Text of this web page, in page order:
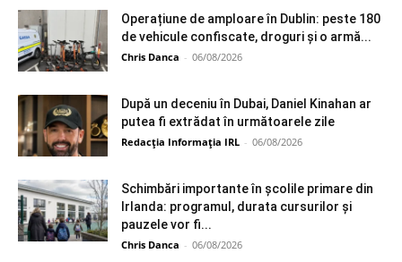
Operațiune de amploare în Dublin: peste 180
de vehicule confiscate, droguri și o armă...
Chris Danca - 06/08/2026
După un deceniu în Dubai, Daniel Kinahan ar
putea fi extrădat în următoarele zile
Redacția Informația IRL - 06/08/2026
Schimbări importante în școlile primare din
Irlanda: programul, durata cursurilor și
pauzele vor fi...
Chris Danca - 06/08/2026